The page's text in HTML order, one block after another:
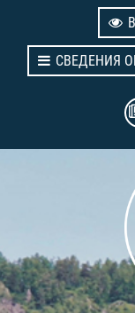
СВЕДЕНИЯ